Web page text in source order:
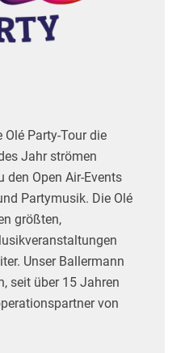
Party-Tour die
Jahr strömen
den Open Air-Events
Partymusik. Die Olé
größten,
Unser Ballermann
seit über 15 Jahren
von